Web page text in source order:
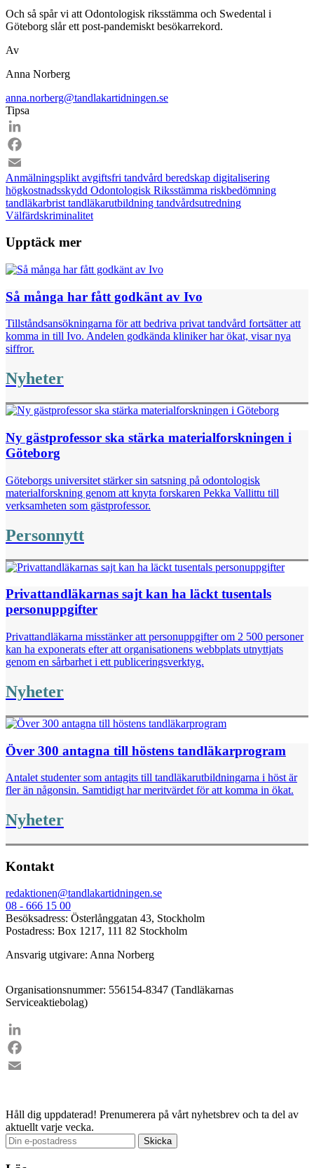
Och så spår vi att Odontologisk riksstämma och Swedental i
Göteborg slår ett post-pandemiskt besökarrekord.
Av
Anna Norberg
anna.norberg@tandlakartidningen.se
Tipsa
LinkedIn
Facebook
Email
Anmälningsplikt avgiftsfri tandvård beredskap digitalisering
högkostnadsskydd Odontologisk Riksstämma riskbedömning
tandläkarbrist tandläkarutbildning tandvårdsutredning
Välfärdskriminalitet
Upptäck mer
Så många har fått godkänt av Ivo
Tillståndsansökningarna för att bedriva privat tandvård fortsätter att
komma in till Ivo. Andelen godkända kliniker har ökat, visar nya
siffror.
Nyheter
Ny gästprofessor ska stärka materialforskningen i
Göteborg
Göteborgs universitet stärker sin satsning på odontologisk
materialforskning genom att knyta forskaren Pekka Vallittu till
verksamheten som gästprofessor.
Personnytt
Privattandläkarnas sajt kan ha läckt tusentals
personuppgifter
Privattandläkarna misstänker att personuppgifter om 2 500 personer
kan ha exponerats efter att organisationens webbplats utnyttjats
genom en sårbarhet i ett publiceringsverktyg.
Nyheter
Över 300 antagna till höstens tandläkarprogram
Antalet studenter som antagits till tandläkarutbildningarna i höst är
fler än någonsin. Samtidigt har meritvärdet för att komma in ökat.
Nyheter
Kontakt
redaktionen@tandlakartidningen.se
08 - 666 15 00
Besöksadress: Österlånggatan 43, Stockholm
Postadress: Box 1217, 111 82 Stockholm
Ansvarig utgivare: Anna Norberg
Organisationsnummer: 556154-8347 (Tandläkarnas
Serviceaktiebolag)
LinkedIn
Facebook
Håll dig uppdaterad! Prenumerera på vårt nyhetsbrev och ta del av
aktuellt varje vecka.